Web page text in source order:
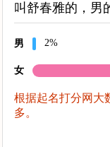
叫舒春雅的，男
男 2%
女
根据起名打分网大
多。